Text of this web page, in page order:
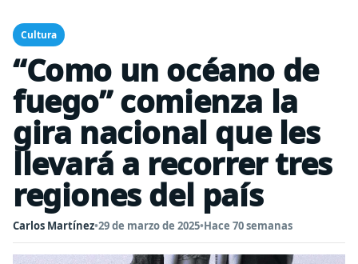
Cultura
“Como un océano de
fuego” comienza la
gira nacional que les
llevará a recorrer tres
regiones del país
Carlos Martínez•29 de marzo de 2025•Hace 70 semanas